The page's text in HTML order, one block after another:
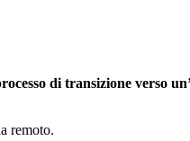
di transizione verso
remoto.